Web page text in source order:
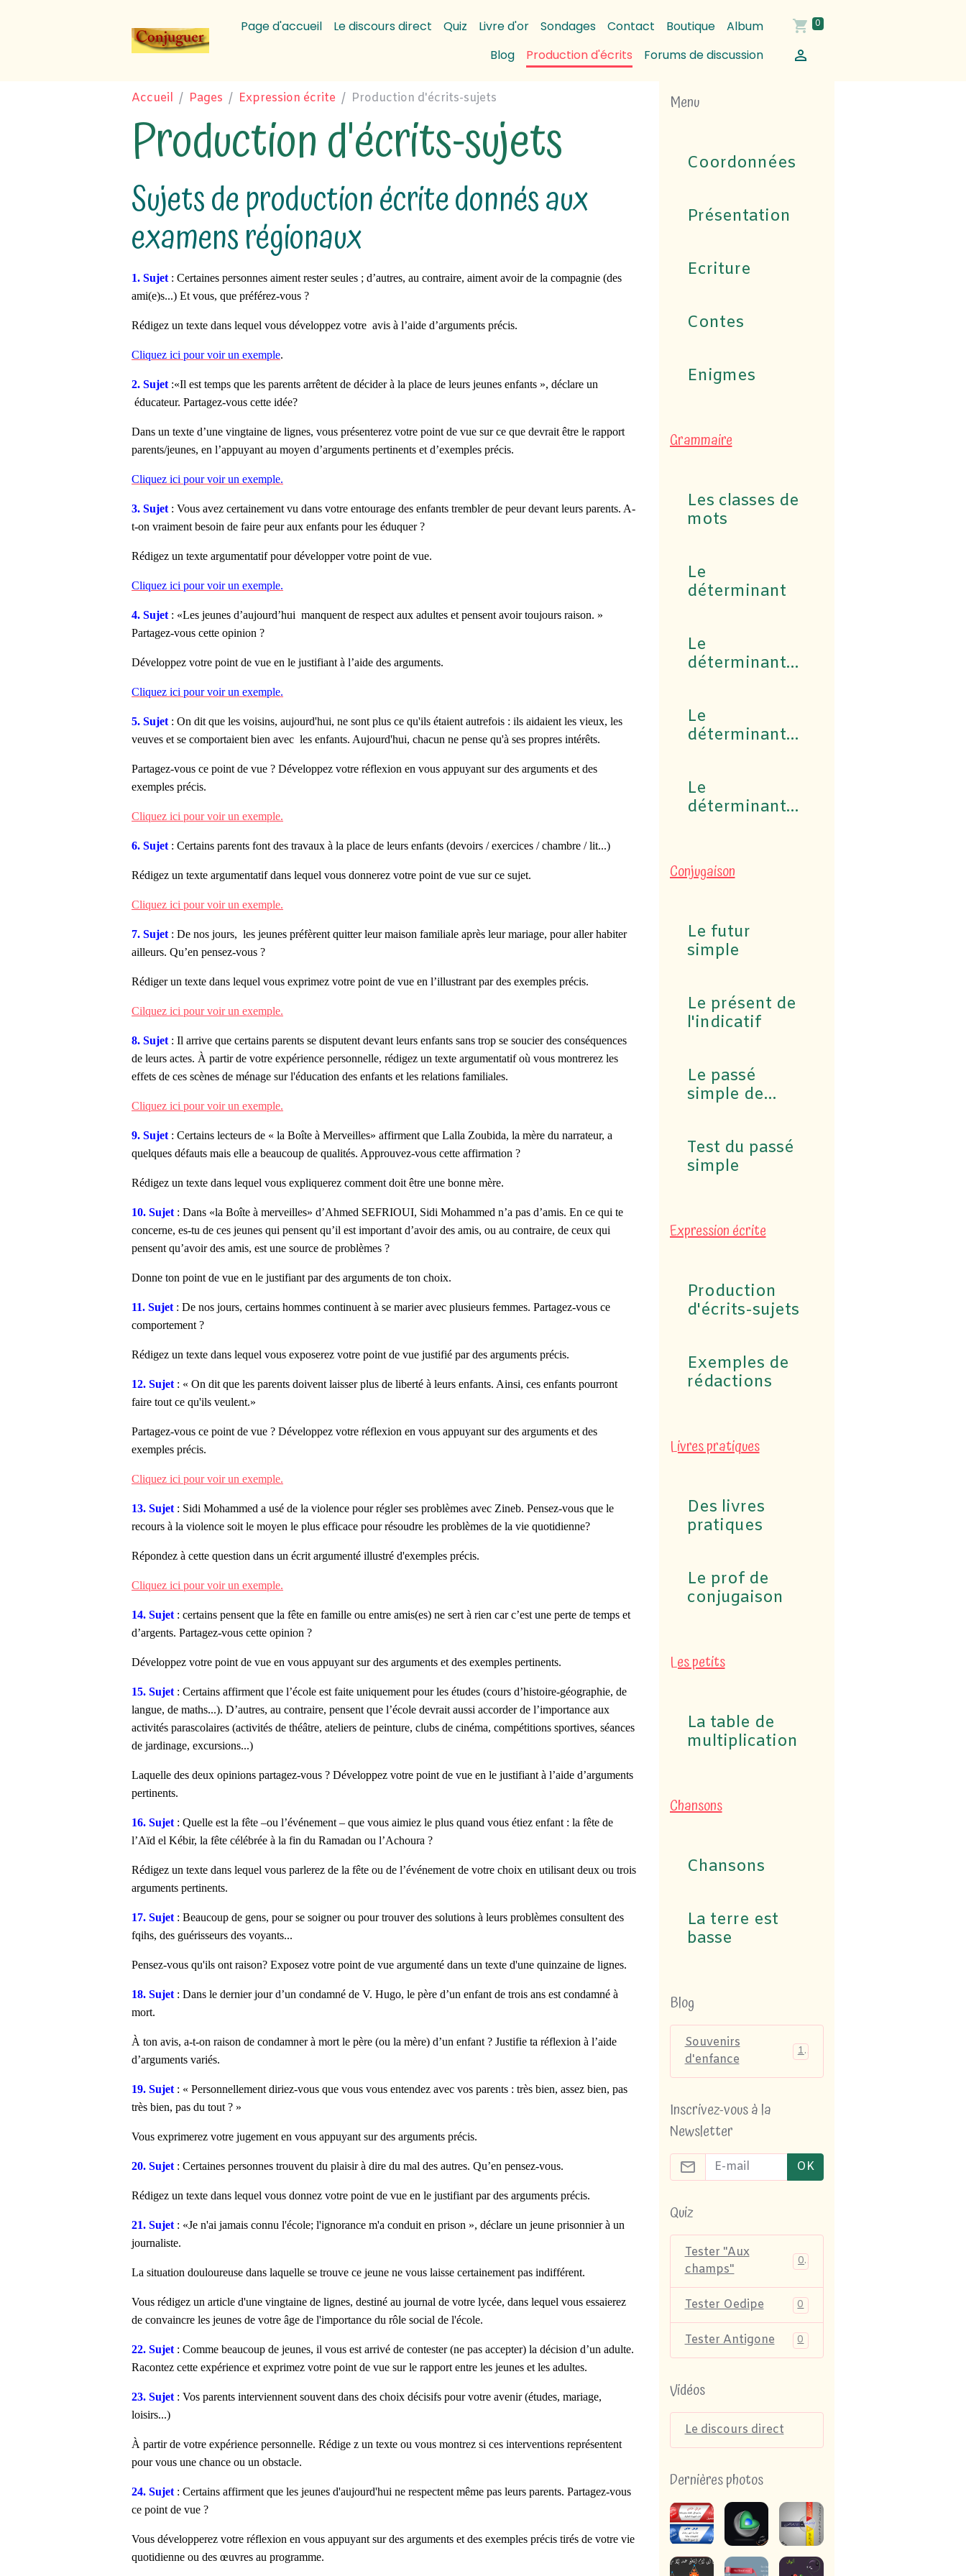
Page d'accueil Le discours direct Quiz Livre d'or Sondages Contact Boutique
Album
Blog
Production d'écrits Forums de discussion
0
Accueil Pages Expression écrite Production d'écrits-sujets
Production d'écrits-sujets
Sujets de production écrite donnés aux
examens régionaux
1. Sujet : Certaines personnes aiment rester seules ; d’autres, au contraire, aiment avoir de la compagnie (des
ami(e)s...) Et vous, que préférez-vous ?
Rédigez un texte dans lequel vous développez votre avis à l’aide d’arguments précis.
Cliquez ici pour voir un exemple.
2. Sujet :«Il est temps que les parents arrêtent de décider à la place de leurs jeunes enfants », déclare un
éducateur. Partagez-vous cette idée?
Dans un texte d’une vingtaine de lignes, vous présenterez votre point de vue sur ce que devrait être le rapport
parents/jeunes, en l’appuyant au moyen d’arguments pertinents et d’exemples précis.
Cliquez ici pour voir un exemple.
3. Sujet : Vous avez certainement vu dans votre entourage des enfants trembler de peur devant leurs parents. A-
t-on vraiment besoin de faire peur aux enfants pour les éduquer ?
Rédigez un texte argumentatif pour développer votre point de vue.
Cliquez ici pour voir un exemple.
4. Sujet : «Les jeunes d’aujourd’hui manquent de respect aux adultes et pensent avoir toujours raison. »
Partagez-vous cette opinion ?
Développez votre point de vue en le justifiant à l’aide des arguments.
Cliquez ici pour voir un exemple.
5. Sujet : On dit que les voisins, aujourd'hui, ne sont plus ce qu'ils étaient autrefois : ils aidaient les vieux, les
veuves et se comportaient bien avec les enfants. Aujourd'hui, chacun ne pense qu'à ses propres intérêts.
Partagez-vous ce point de vue ? Développez votre réflexion en vous appuyant sur des arguments et des
exemples précis.
Cliquez ici pour voir un exemple.
6. Sujet : Certains parents font des travaux à la place de leurs enfants (devoirs / exercices / chambre / lit...)
Rédigez un texte argumentatif dans lequel vous donnerez votre point de vue sur ce sujet.
Cliquez ici pour voir un exemple.
7. Sujet : De nos jours, les jeunes préfèrent quitter leur maison familiale après leur mariage, pour aller habiter
ailleurs. Qu’en pensez-vous ?
Rédiger un texte dans lequel vous exprimez votre point de vue en l’illustrant par des exemples précis.
Cilquez ici pour voir un exemple.
8. Sujet : Il arrive que certains parents se disputent devant leurs enfants sans trop se soucier des conséquences
de leurs actes. À partir de votre expérience personnelle, rédigez un texte argumentatif où vous montrerez les
effets de ces scènes de ménage sur l'éducation des enfants et les relations familiales.
Cliquez ici pour voir un exemple.
9. Sujet : Certains lecteurs de « la Boîte à Merveilles» affirment que Lalla Zoubida, la mère du narrateur, a
quelques défauts mais elle a beaucoup de qualités. Approuvez-vous cette affirmation ?
Rédigez un texte dans lequel vous expliquerez comment doit être une bonne mère.
10. Sujet : Dans «la Boîte à merveilles» d’Ahmed SEFRIOUI, Sidi Mohammed n’a pas d’amis. En ce qui te
concerne, es-tu de ces jeunes qui pensent qu’il est important d’avoir des amis, ou au contraire, de ceux qui
pensent qu’avoir des amis, est une source de problèmes ?
Donne ton point de vue en le justifiant par des arguments de ton choix.
11. Sujet : De nos jours, certains hommes continuent à se marier avec plusieurs femmes. Partagez-vous ce
comportement ?
Rédigez un texte dans lequel vous exposerez votre point de vue justifié par des arguments précis.
12. Sujet : « On dit que les parents doivent laisser plus de liberté à leurs enfants. Ainsi, ces enfants pourront
faire tout ce qu'ils veulent.»
Partagez-vous ce point de vue ? Développez votre réflexion en vous appuyant sur des arguments et des
exemples précis.
Cliquez ici pour voir un exemple.
13. Sujet : Sidi Mohammed a usé de la violence pour régler ses problèmes avec Zineb. Pensez-vous que le
recours à la violence soit le moyen le plus efficace pour résoudre les problèmes de la vie quotidienne?
Répondez à cette question dans un écrit argumenté illustré d'exemples précis.
Cliquez ici pour voir un exemple.
14. Sujet : certains pensent que la fête en famille ou entre amis(es) ne sert à rien car c’est une perte de temps et
d’argents. Partagez-vous cette opinion ?
Développez votre point de vue en vous appuyant sur des arguments et des exemples pertinents.
15. Sujet : Certains affirment que l’école est faite uniquement pour les études (cours d’histoire-géographie, de
langue, de maths...). D’autres, au contraire, pensent que l’école devrait aussi accorder de l’importance aux
activités parascolaires (activités de théâtre, ateliers de peinture, clubs de cinéma, compétitions sportives, séances
de jardinage, excursions...)
Laquelle des deux opinions partagez-vous ? Développez votre point de vue en le justifiant à l’aide d’arguments
pertinents.
16. Sujet : Quelle est la fête –ou l’événement – que vous aimiez le plus quand vous étiez enfant : la fête de
l’Aïd el Kébir, la fête célébrée à la fin du Ramadan ou l’Achoura ?
Rédigez un texte dans lequel vous parlerez de la fête ou de l’événement de votre choix en utilisant deux ou trois
arguments pertinents.
17. Sujet : Beaucoup de gens, pour se soigner ou pour trouver des solutions à leurs problèmes consultent des
fqihs, des guérisseurs des voyants...
Pensez-vous qu'ils ont raison? Exposez votre point de vue argumenté dans un texte d'une quinzaine de lignes.
18. Sujet : Dans le dernier jour d’un condamné de V. Hugo, le père d’un enfant de trois ans est condamné à
mort.
À ton avis, a-t-on raison de condamner à mort le père (ou la mère) d’un enfant ? Justifie ta réflexion à l’aide
d’arguments variés.
19. Sujet : « Personnellement diriez-vous que vous vous entendez avec vos parents : très bien, assez bien, pas
très bien, pas du tout ? »
Vous exprimerez votre jugement en vous appuyant sur des arguments précis.
20. Sujet : Certaines personnes trouvent du plaisir à dire du mal des autres. Qu’en pensez-vous.
Rédigez un texte dans lequel vous donnez votre point de vue en le justifiant par des arguments précis.
21. Sujet : «Je n'ai jamais connu l'école; l'ignorance m'a conduit en prison », déclare un jeune prisonnier à un
journaliste.
La situation douloureuse dans laquelle se trouve ce jeune ne vous laisse certainement pas indifférent.
Vous rédigez un article d'une vingtaine de lignes, destiné au journal de votre lycée, dans lequel vous essaierez
de convaincre les jeunes de votre âge de l'importance du rôle social de l'école.
22. Sujet : Comme beaucoup de jeunes, il vous est arrivé de contester (ne pas accepter) la décision d’un adulte.
Racontez cette expérience et exprimez votre point de vue sur le rapport entre les jeunes et les adultes.
23. Sujet : Vos parents interviennent souvent dans des choix décisifs pour votre avenir (études, mariage,
loisirs...)
À partir de votre expérience personnelle. Rédige z un texte ou vous montrez si ces interventions représentent
pour vous une chance ou un obstacle.
24. Sujet : Certains affirment que les jeunes d'aujourd'hui ne respectent même pas leurs parents. Partagez-vous
ce point de vue ?
Vous développerez votre réflexion en vous appuyant sur des arguments et des exemples précis tirés de votre vie
quotidienne ou des œuvres au programme.
Menu
Coordonnées
Présentation
Ecriture
Contes
Enigmes
Grammaire
Les classes de
mots
Le
déterminant
Le
déterminant
Le
déterminant
Le
déterminant
Conjugaison
Le futur
simple
Le présent de
l'indicatif
Le passé
simple de
Test du passé
simple
Expression écrite
Production
d'écrits-sujets
Exemples de
rédactions
Livres pratiques
Des livres
pratiques
Le prof de
conjugaison
Les petits
La table de
multiplication
Chansons
Chansons
La terre est
basse
Blog
Souvenirs
d'enfance
1
Inscrivez-vous à la
Newsletter
OK
Quiz
Tester "Aux
champs"
0
Tester Oedipe 0
Tester Antigone 0
Vidéos
Le discours direct
Dernières photos